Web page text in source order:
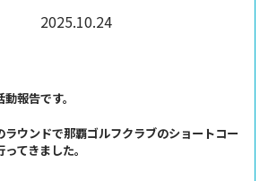
2025.10.24
報告です。
ラウンドで那覇ゴルフクラブのショートコー
てきました。